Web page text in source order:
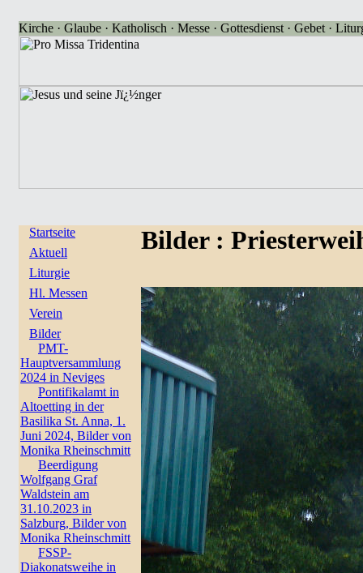
Kirche · Glaube · Katholisch · Messe · Gottesdienst · Gebet ·
Startseite
Aktuell
Liturgie
Hl. Messen
Verein
Bilder
PMT-
Hauptversammlung
2024 in Neviges
Pontifikalamt in
Altoetting in der
Basilika St. Anna, 1.
Juni 2024, Bilder von
Monika Rheinschmitt
Beerdigung
Wolfgang Graf
Waldstein am
31.10.2023 in
Salzburg, Bilder von
Monika Rheinschmitt
FSSP-
Diakonatsweihe in
Bilder :